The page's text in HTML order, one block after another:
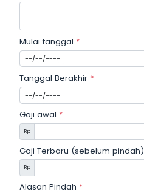
Mulai tanggal *
Tanggal Berakhir *
Gaji awal *
Rp
Gaji Terbaru (sebelum pindah)
Rp
Alasan Pindah *